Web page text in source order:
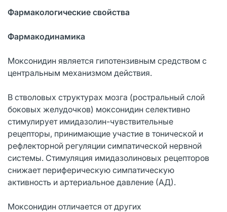
Фармакологические свойства
Фармакодинамика
Моксонидин является гипотензивным средством с
центральным механизмом действия.
В стволовых структурах мозга (ростральный слой
боковых желудочков) моксонидин селективно
стимулирует имидазолин-чувствительные
рецепторы, принимающие участие в тонической и
рефлекторной регуляции симпатической нервной
системы. Стимуляция имидазолиновых рецепторов
снижает периферическую симпатическую
активность и артериальное давление (АД).
Моксонидин отличается от других